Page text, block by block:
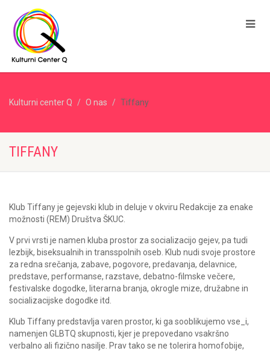
Kulturni center Q O nas Tiffany
TIFFANY
Klub Tiffany je gejevski klub in deluje v okviru Redakcije za enake
možnosti (REM) Društva ŠKUC.
V prvi vrsti je namen kluba prostor za socializacijo gejev, pa tudi
lezbijk, biseksualnih in transspolnih oseb. Klub nudi svoje prostore
za redna srečanja, zabave, pogovore, predavanja, delavnice,
predstave, performanse, razstave, debatno-filmske večere,
festivalske dogodke, literarna branja, okrogle mize, družabne in
socializacijske dogodke itd.
Klub Tiffany predstavlja varen prostor, ki ga sooblikujemo vse_i,
namenjen GLBTQ skupnosti, kjer je prepovedano vsakršno
verbalno ali fizično nasilje. Prav tako se ne tolerira homofobije,